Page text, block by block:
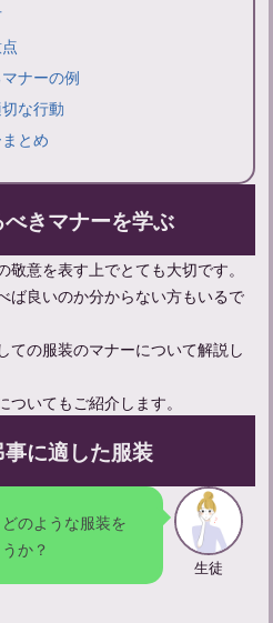
との違いや意味、使い方を学ぶ
ナーの例
な行動
とめ
きマナーを学ぶ
意を表す上でとても大切です。
ば良いのか分からない方もいるで
ての服装のマナーについて解説し
いてもご紹介します。
に適した服装
のような服装を
か？
生徒